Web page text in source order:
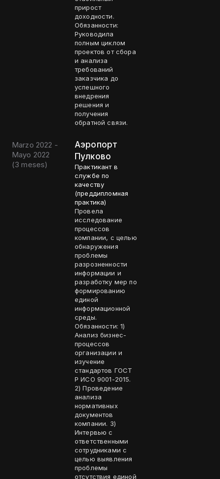
прирост
доходности.
Обязанности:
Руководила
полным циклом
проектов от сбора
и анализа
требований
заказчика до
успешного
внедрения
решения и
получения
обратной связи.
Marzo 2022 -
Mayo 2022
(3 meses)
Аэропорт
Пулково
Практикант в
службе по
качеству
(преддипломная
практика)
Провела
исследование
процессов
компании, с целью
обнаружения
проблемы
разрозненности
информации и
разработку мер по
формированию
единой
информационной
среды.
Обязанности: 1)
Анализ бизнес-
процессов
организации и
изучение
стандартов ГОСТ
Р ИСО 9001-2015.
2) Проведение
анализа
нормативных
документов
компании. 3)
Интервью с
ответственными
сотрудниками с
целью выявления
проблемы
отсутствия единой